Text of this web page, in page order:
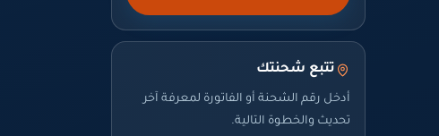
تتبع شحنتك
أدخل رقم الشحنة أو الفاتورة لمعرفة آخر
تحديث والخطوة التالية.